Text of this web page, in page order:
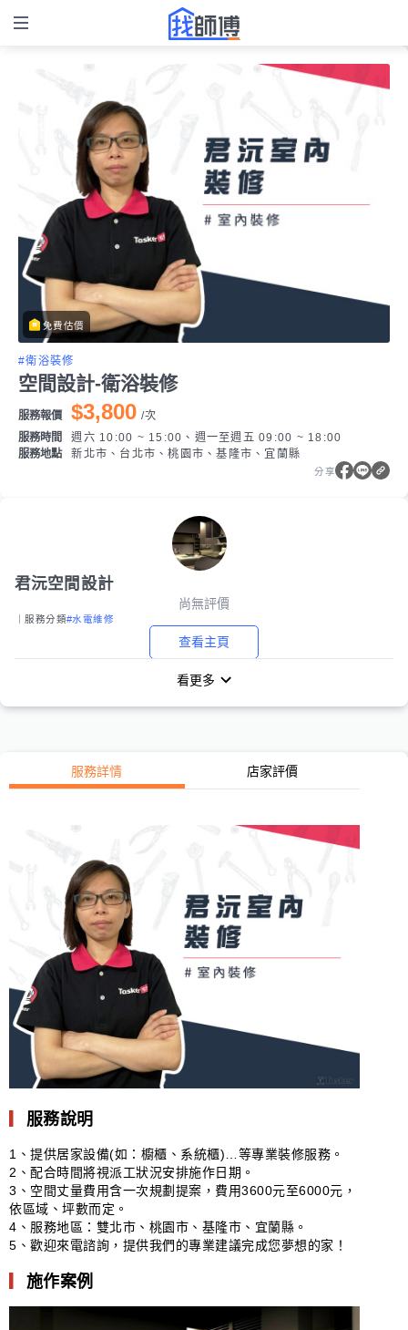
免費估價
#衛浴裝修
空間設計-衛浴裝修
服務報價 $3,800 /次
服務時間
週六 10:00 ~ 15:00、週一至週五 09:00 ~ 18:00
服務地點
新北市、台北市、桃園市、基隆市、宜蘭縣
分享
君沅空間設計
尚無評價
｜服務分類#水電維修
查看主頁
看更多
服務詳情 店家評價
服務說明
1、提供居家設備(如：櫥櫃、系統櫃)…等專業裝修服務。
2、配合時間將視派工狀況安排施作日期。
3、空間丈量費用含一次規劃提案，費用3600元至6000元，
依區域、坪數而定。
4、服務地區：雙北市、桃園市、基隆市、宜蘭縣。
5、歡迎來電諮詢，提供我們的專業建議完成您夢想的家！
施作案例